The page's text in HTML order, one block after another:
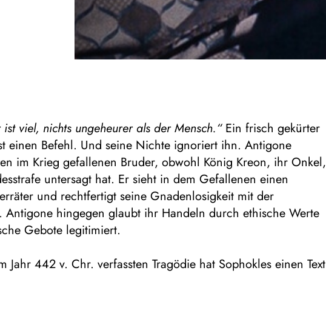
ist viel, nichts ungeheurer als der Mensch.“ Ein frisch gekürter
einen Befehl. Und seine Nichte ignoriert ihn. Antigone
im Krieg gefallenen Bruder, obwohl König Kreon, ihr Onkel,
untersagt hat. Er sieht in dem Gefallenen einen
und rechtfertigt seine Gnadenlosigkeit mit der
Antigone hingegen glaubt ihr Handeln durch ethische Werte
Gebote legitimiert.
Jahr 442 v. Chr. verfassten Tragödie hat Sophokles einen Text